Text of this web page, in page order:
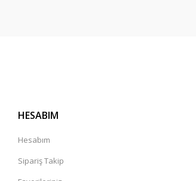
HESABIM
Hesabım
Sipariş Takip